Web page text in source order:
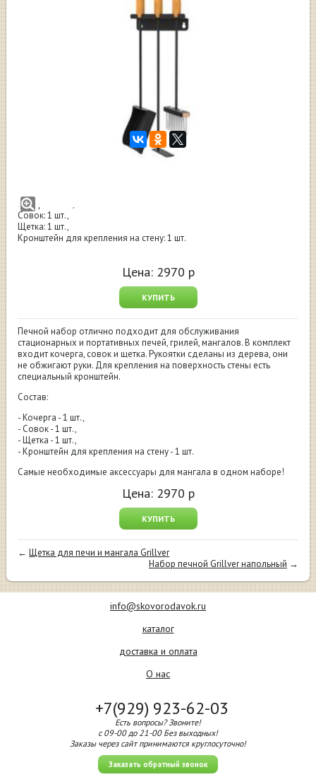
Кочерга:1 шт.,
Совок: 1 шт.,
Щетка: 1 шт.,
Кронштейн для крепления на стену: 1 шт.
Цена: 2970 р
КУПИТЬ
Печной набор отлично подходит для обслуживания
стационарных и портативных печей, грилей, мангалов. В комплект
входит кочерга, совок и щетка. Рукоятки сделаны из дерева, они
не обжигают руки. Для крепления на поверхность стены есть
специальный кронштейн.
Состав:
- Кочерга - 1 шт.,
- Совок - 1 шт.,
- Щетка - 1 шт.,
- Кронштейн для крепления на стену - 1 шт.
Самые необходимые аксессуары для мангала в одном наборе!
Цена: 2970 р
КУПИТЬ
←Щетка для печи и мангала Grillver
Набор печной Grillver напольный →
info@skovorodavok.ru
каталог
доставка и оплата
О нас
+7(929) 923-62-03
Есть вопросы? Звоните!
с 09-00 до 21-00 Без выходных!
Заказы через сайт принимаются круглосуточно!
Заказать обратный звонок